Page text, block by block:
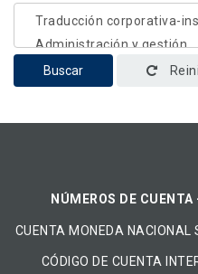
Buscar
NÚMEROS DE
CUENTA MONEDA
CÓDIGO DE CUENTA